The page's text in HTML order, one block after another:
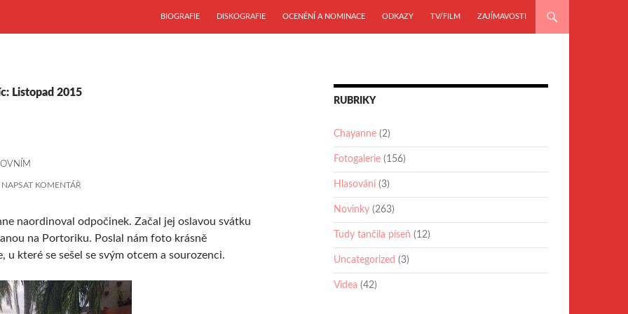
BIOGRAFIE
DISKOGRAFIE OCENĚNÍ A NOMINACE ODKAZY TV/FILM ZAJÍMAVOSTI
Listopad 2015
NAPSAT KOMENTÁŘ
naordinoval odpočinek. Začal jej oslavou svátku
na Portoriku. Poslal nám foto krásně
u které se sešel se svým otcem a sourozenci.
RUBRIKY
Chayanne (2)
Fotogalerie (156)
Hlasování (3)
Novinky (263)
Tudy tančila píseň (12)
Uncategorized (3)
Videa (42)